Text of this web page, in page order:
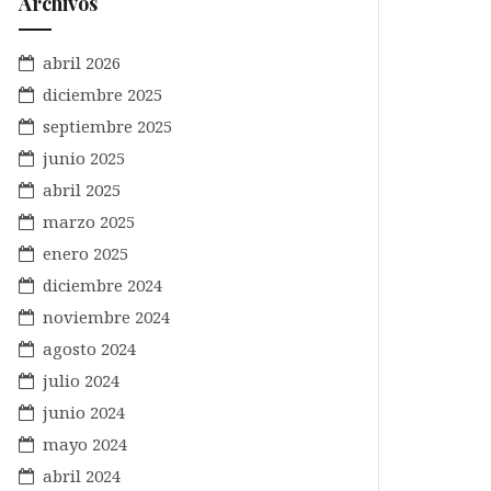
abril 2026
diciembre 2025
septiembre 2025
junio 2025
abril 2025
marzo 2025
enero 2025
diciembre 2024
noviembre 2024
agosto 2024
julio 2024
junio 2024
mayo 2024
abril 2024